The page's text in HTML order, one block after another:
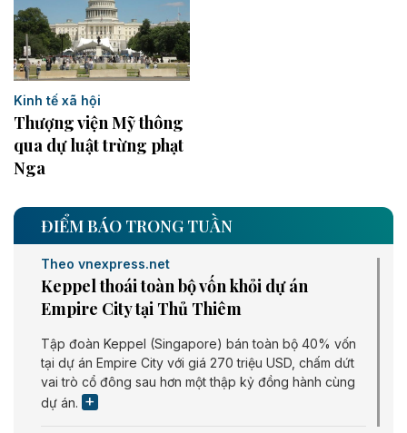
Kinh tế xã hội
Thượng viện Mỹ thông
qua dự luật trừng phạt
Nga
ĐIỂM BÁO TRONG TUẦN
Theo vnexpress.net
Keppel thoái toàn bộ vốn khỏi dự án
Empire City tại Thủ Thiêm
Tập đoàn Keppel (Singapore) bán toàn bộ 40% vốn
tại dự án Empire City với giá 270 triệu USD, chấm dứt
vai trò cổ đông sau hơn một thập kỷ đồng hành cùng
dự án.